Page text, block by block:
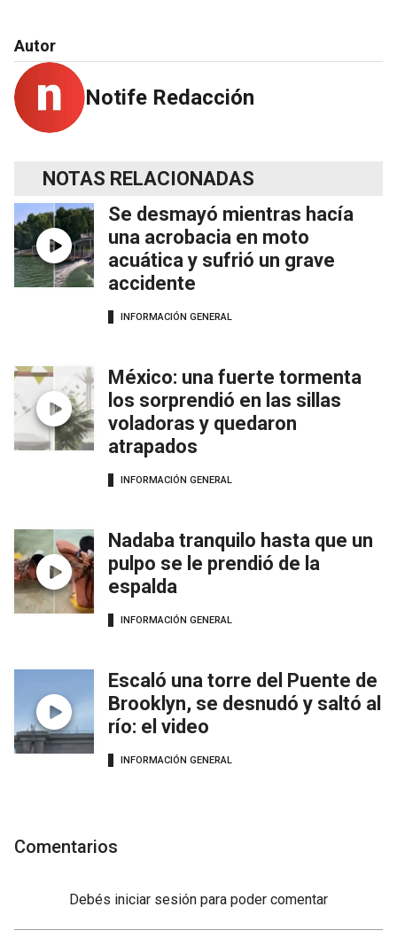
Autor
Notife Redacción
NOTAS RELACIONADAS
Se desmayó mientras hacía
una acrobacia en moto
acuática y sufrió un grave
accidente
INFORMACIÓN GENERAL
México: una fuerte tormenta
los sorprendió en las sillas
voladoras y quedaron
atrapados
INFORMACIÓN GENERAL
Nadaba tranquilo hasta que un
pulpo se le prendió de la
espalda
INFORMACIÓN GENERAL
Escaló una torre del Puente de
Brooklyn, se desnudó y saltó al
río: el video
INFORMACIÓN GENERAL
Comentarios
Debés iniciar sesión para poder comentar